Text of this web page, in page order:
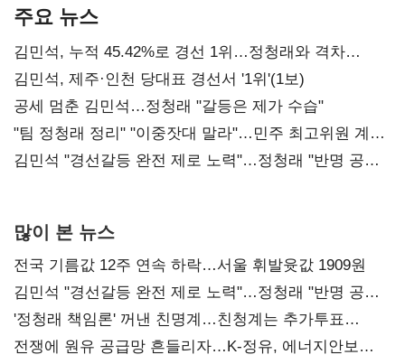
주요 뉴스
김민석, 누적 45.42%로 경선 1위…정청래와 격차
0.86%p(2보)
김민석, 제주·인천 당대표 경선서 '1위'(1보)
공세 멈춘 김민석…정청래 "갈등은 제가 수습"
"팀 정청래 정리" "이중잣대 말라"…민주 최고위원 계파
다툼 격화
김민석 "경선갈등 완전 제로 노력"…정청래 "반명 공세
많이 본 뉴스
전국 기름값 12주 연속 하락…서울 휘발윳값 1909원
김민석 "경선갈등 완전 제로 노력"…정청래 "반명 공세
사과부터"
'정청래 책임론' 꺼낸 친명계…친청계는 추가투표
때리기
전쟁에 원유 공급망 흔들리자…K-정유, 에너지안보